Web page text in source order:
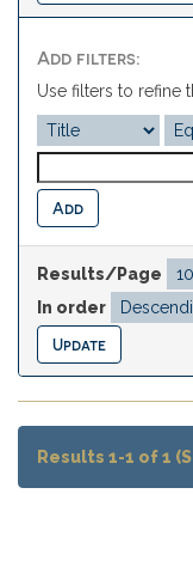
Add filters:
Use filters to refine
Results/Page
In order
Results 1-1 of 1